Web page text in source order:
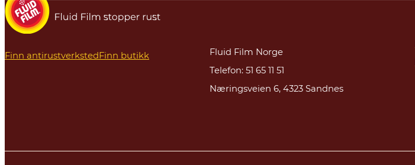
Finn antirustverkstedFinn butikk
Fluid Film Norge
Telefon: 51 65 11 51
Næringsveien 6, 4323 Sandnes